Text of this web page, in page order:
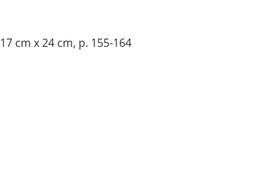
17 cm x 24 cm, p. 155-164